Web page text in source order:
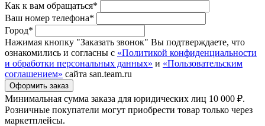
Как к вам обращаться*
Ваш номер телефона*
Город*
Нажимая кнопку "Заказать звонок" Вы подтверждаете, что
ознакомились и согласны с «Политикой конфиденциальности
и обработки персональных данных» и «Пользовательским
соглашением» сайта san.team.ru
Минимальная сумма заказа для юридических лиц 10 000 ₽.
Розничные покупатели могут приобрести товар только через
маркетплейсы.